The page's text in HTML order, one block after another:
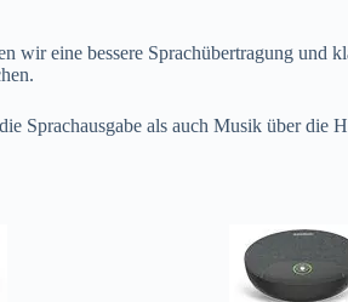
wir eine bessere Sprachübertragung und
Sprachausgabe als auch Musik über die